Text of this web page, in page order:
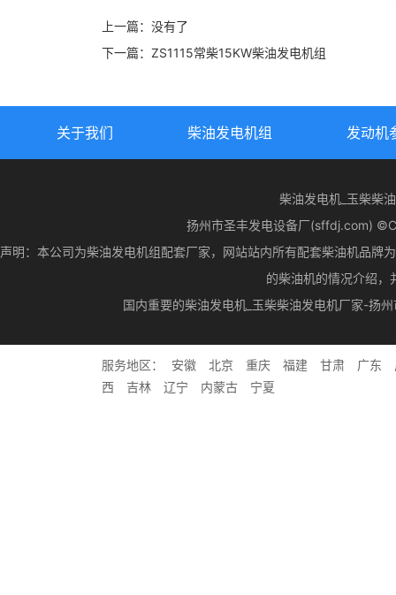
上一篇：没有了
下一篇： ZS1115常柴15KW柴油发电机组
关于我们 柴油发电机组 发动机
柴油发电机_玉柴柴
扬州市圣丰发电设备厂(sffdj.com)
声明：本公司为柴油发电机组配套厂家，网站站内所有配套柴油机品牌
的柴油机的情况介绍，
国内重要的柴油发电机_玉柴柴油发电机厂家-扬
服务地区： 安徽 北京 重庆 福建 甘肃 广东
西
吉林 辽宁 内蒙古 宁夏